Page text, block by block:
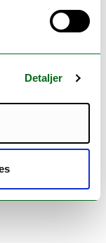
Detaljer
i
og